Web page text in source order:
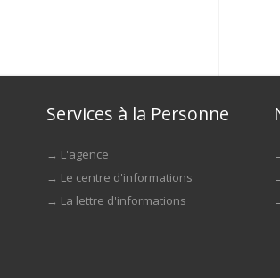
Services à la Personne
→ L'agence
→ Le centre d'informations
→ La lettre d'informations